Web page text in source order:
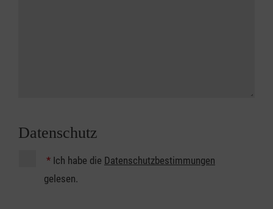
Datenschutz
* Ich habe die Datenschutzbestimmungen
gelesen.